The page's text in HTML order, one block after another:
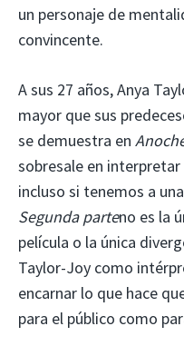
un personaje de
convincente.
A sus 27 años, Anya
mayor que sus
se demuestra en
sobresale en
incluso si tenemos a
Segunda parteno es la
película o la única
Taylor-Joy como
encarnar lo que hace
para el público como